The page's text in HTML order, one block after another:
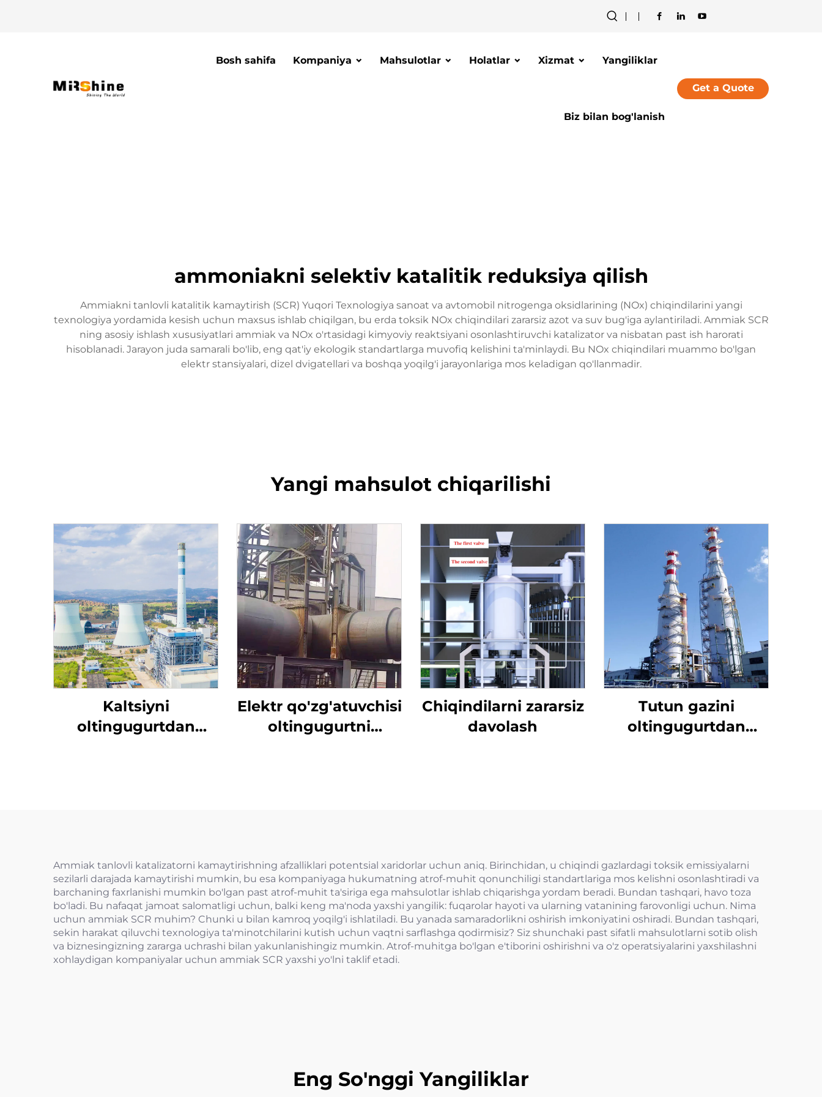
Bosh sahifa Kompaniya Mahsulotlar Holatlar Xizmat Yangiliklar
Biz bilan bog'lanish
Get a Quote
ammoniakni selektiv katalitik reduksiya qilish
Ammiakni tanlovli katalitik kamaytirish (SCR) Yuqori Texnologiya sanoat va avtomobil nitrogenga oksidlarining (NOx) chiqindilarini yangi
texnologiya yordamida kesish uchun maxsus ishlab chiqilgan, bu erda toksik NOx chiqindilari zararsiz azot va suv bug'iga aylantiriladi. Ammiak SCR
ning asosiy ishlash xususiyatlari ammiak va NOx o'rtasidagi kimyoviy reaktsiyani osonlashtiruvchi katalizator va nisbatan past ish harorati
hisoblanadi. Jarayon juda samarali bo'lib, eng qat'iy ekologik standartlarga muvofiq kelishini ta'minlaydi. Bu NOx chiqindilari muammo bo'lgan
elektr stansiyalari, dizel dvigatellari va boshqa yoqilg'i jarayonlariga mos keladigan qo'llanmadir.
Yangi mahsulot chiqarilishi
Kaltsiyni
oltingugurtdan
Elektr qo'zg'atuvchisi
oltingugurtni
Chiqindilarni zararsiz
davolash
Tutun gazini
oltingugurtdan
Ammiak tanlovli katalizatorni kamaytirishning afzalliklari potentsial xaridorlar uchun aniq. Birinchidan, u chiqindi gazlardagi toksik emissiyalarni
sezilarli darajada kamaytirishi mumkin, bu esa kompaniyaga hukumatning atrof-muhit qonunchiligi standartlariga mos kelishni osonlashtiradi va
barchaning faxrlanishi mumkin bo'lgan past atrof-muhit ta'siriga ega mahsulotlar ishlab chiqarishga yordam beradi. Bundan tashqari, havo toza
bo'ladi. Bu nafaqat jamoat salomatligi uchun, balki keng ma'noda yaxshi yangilik: fuqarolar hayoti va ularning vatanining farovonligi uchun. Nima
uchun ammiak SCR muhim? Chunki u bilan kamroq yoqilg'i ishlatiladi. Bu yanada samaradorlikni oshirish imkoniyatini oshiradi. Bundan tashqari,
sekin harakat qiluvchi texnologiya ta'minotchilarini kutish uchun vaqtni sarflashga qodirmisiz? Siz shunchaki past sifatli mahsulotlarni sotib olish
va biznesingizning zararga uchrashi bilan yakunlanishingiz mumkin. Atrof-muhitga bo'lgan e'tiborini oshirishni va o'z operatsiyalarini yaxshilashni
xohlaydigan kompaniyalar uchun ammiak SCR yaxshi yo'lni taklif etadi.
Eng So'nggi Yangiliklar